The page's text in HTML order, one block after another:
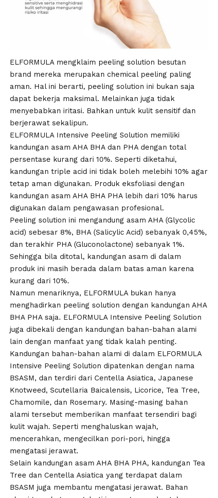
ELFORMULA mengklaim peeling solution besutan
brand mereka merupakan chemical peeling paling
aman. Hal ini berarti, peeling solution ini bukan saja
dapat bekerja maksimal. Melainkan juga tidak
menyebabkan iritasi. Bahkan untuk kulit sensitif dan
berjerawat sekalipun.
ELFORMULA Intensive Peeling Solution memiliki
kandungan asam AHA BHA dan PHA dengan total
persentase kurang dari 10%. Seperti diketahui,
kandungan triple acid ini tidak boleh melebihi 10% agar
tetap aman digunakan. Produk eksfoliasi dengan
kandungan asam AHA BHA PHA lebih dari 10% harus
digunakan dalam pengawasan profesional.
Peeling solution ini mengandung asam AHA (Glycolic
acid) sebesar 8%, BHA (Salicylic Acid) sebanyak 0,45%,
dan terakhir PHA (Gluconolactone) sebanyak 1%.
Sehingga bila ditotal, kandungan asam di dalam
produk ini masih berada dalam batas aman karena
kurang dari 10%.
Namun menariknya, ELFORMULA bukan hanya
menghadirkan peeling solution dengan kandungan AHA
BHA PHA saja. ELFORMULA Intensive Peeling Solution
juga dibekali dengan kandungan bahan-bahan alami
lain dengan manfaat yang tidak kalah penting.
Kandungan bahan-bahan alami di dalam ELFORMULA
Intensive Peeling Solution dipatenkan dengan nama
BSASM, dan terdiri dari Centella Asiatica, Japanese
Knotweed, Scutellaria Baicalensis, Licorice, Tea Tree,
Chamomile, dan Rosemary. Masing-masing bahan
alami tersebut memberikan manfaat tersendiri bagi
kulit wajah. Seperti menghaluskan wajah,
mencerahkan, mengecilkan pori-pori, hingga
mengatasi jerawat.
Selain kandungan asam AHA BHA PHA, kandungan Tea
Tree dan Centella Asiatica yang terdapat dalam
BSASM juga membantu mengatasi jerawat. Bahan